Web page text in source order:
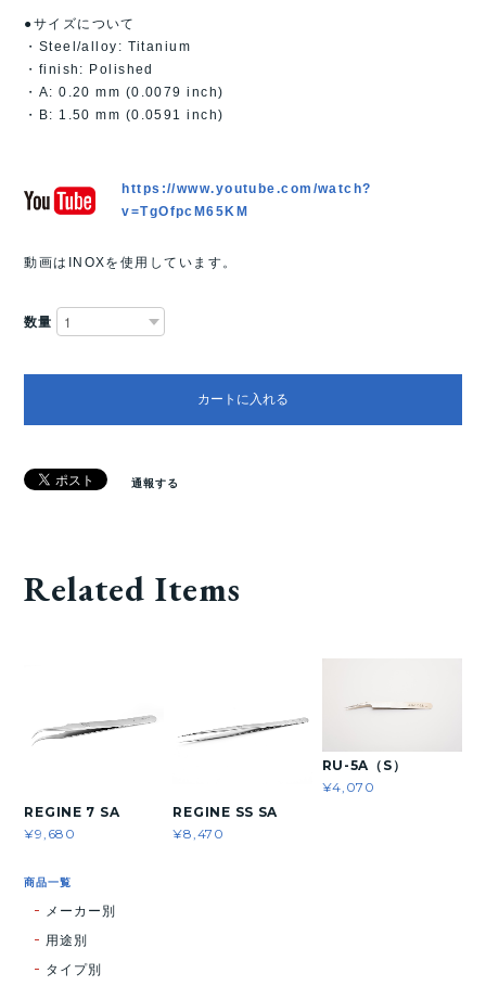
●サイズについて
・Steel/alloy: Titanium
・finish: Polished
・A: 0.20 mm (0.0079 inch)
・B: 1.50 mm (0.0591 inch)
https://www.youtube.com/watch?
v=TgOfpcM65KM
動画はINOXを使用しています。
数量
カートに入れる
通報する
Related Items
REGINE 7 SA
¥9,680
REGINE SS SA
¥8,470
RU-5A（S）
¥4,070
商品一覧
メーカー別
用途別
タイプ別